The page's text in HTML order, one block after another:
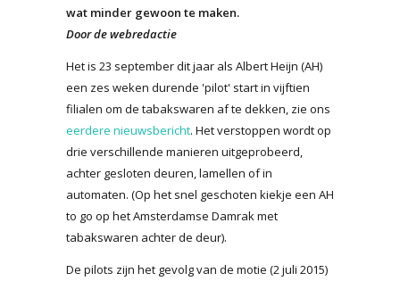
wat minder gewoon te maken.
Door de webredactie
Het is 23 september dit jaar als Albert Heijn (AH)
een zes weken durende 'pilot' start in vijftien
filialen om de tabakswaren af te dekken, zie ons
eerdere nieuwsbericht. Het verstoppen wordt op
drie verschillende manieren uitgeprobeerd,
achter gesloten deuren, lamellen of in
automaten. (Op het snel geschoten kiekje een AH
to go op het Amsterdamse Damrak met
tabakswaren achter de deur).
De pilots zijn het gevolg van de motie (2 juli 2015)